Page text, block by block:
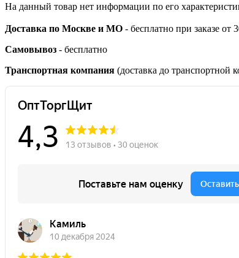
На данный товар нет информации по его
Доставка по Москве и МО - бесплатно при заказе от
Самовывоз - бесплатно
Транспортная компания (доставка до транспортной